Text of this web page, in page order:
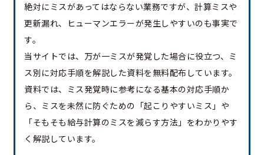
絶対にミスがあってはならない業務ですが、計算ミスや
更新漏れ、ヒューマンエラーが発生しやすいのも事実で
す。
当サイトでは、万が一ミスが発覚した場合に役立つ、ミ
ス別に対応手順を解説した資料を無料配布しています。
資料では、ミス発覚時に参考になる基本の対応手順か
ら、ミスを未然に防ぐための「起こりやすいミス」や
「そもそも給与計算のミスを減らす方法」をわかりやす
く解説しています。